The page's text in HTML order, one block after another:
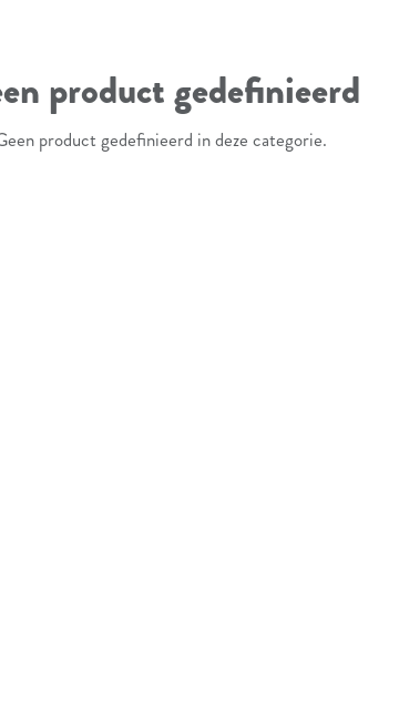
product gedefinieerd
product gedefinieerd in deze categorie.